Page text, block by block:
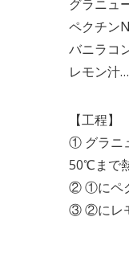
グラニュ
ペクチン
バニラコ
レモン汁
【工程】
① グラニ
50℃まで
② ①にペ
③ ②にレ